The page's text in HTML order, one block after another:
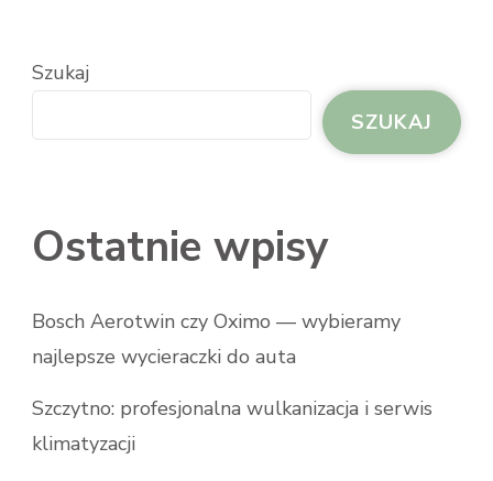
Szukaj
SZUKAJ
Ostatnie wpisy
Bosch Aerotwin czy Oximo — wybieramy
najlepsze wycieraczki do auta
Szczytno: profesjonalna wulkanizacja i serwis
klimatyzacji